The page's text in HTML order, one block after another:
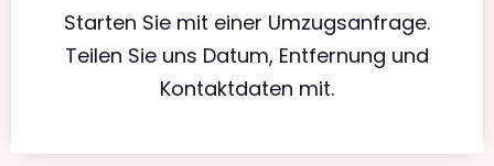
Starten Sie mit einer Umzugsanfrage.
Teilen Sie uns Datum, Entfernung und
Kontaktdaten mit.